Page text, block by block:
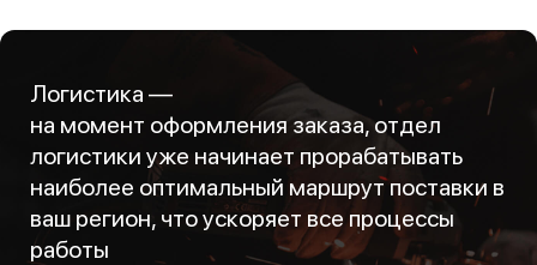
Логистика —
на момент оформления заказа, отдел
логистики уже начинает прорабатывать
наиболее оптимальный маршрут поставки в
ваш регион, что ускоряет все процессы
работы